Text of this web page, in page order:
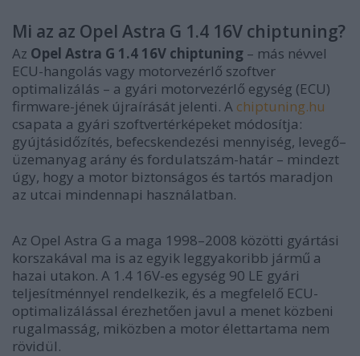
Mi az az Opel Astra G 1.4 16V chiptuning?
Az Opel Astra G 1.4 16V chiptuning – más névvel
ECU-hangolás vagy motorvezérlő szoftver
optimalizálás – a gyári motorvezérlő egység (ECU)
firmware-jének újraírását jelenti. A chiptuning.hu
csapata a gyári szoftvertérképeket módosítja:
gyújtásidőzítés, befecskendezési mennyiség, levegő–
üzemanyag arány és fordulatszám-határ – mindezt
úgy, hogy a motor biztonságos és tartós maradjon
az utcai mindennapi használatban.
Az Opel Astra G a maga 1998–2008 közötti gyártási
korszakával ma is az egyik leggyakoribb jármű a
hazai utakon. A 1.4 16V-es egység 90 LE gyári
teljesítménnyel rendelkezik, és a megfelelő ECU-
optimalizálással érezhetően javul a menet közbeni
rugalmasság, miközben a motor élettartama nem
rövidül.